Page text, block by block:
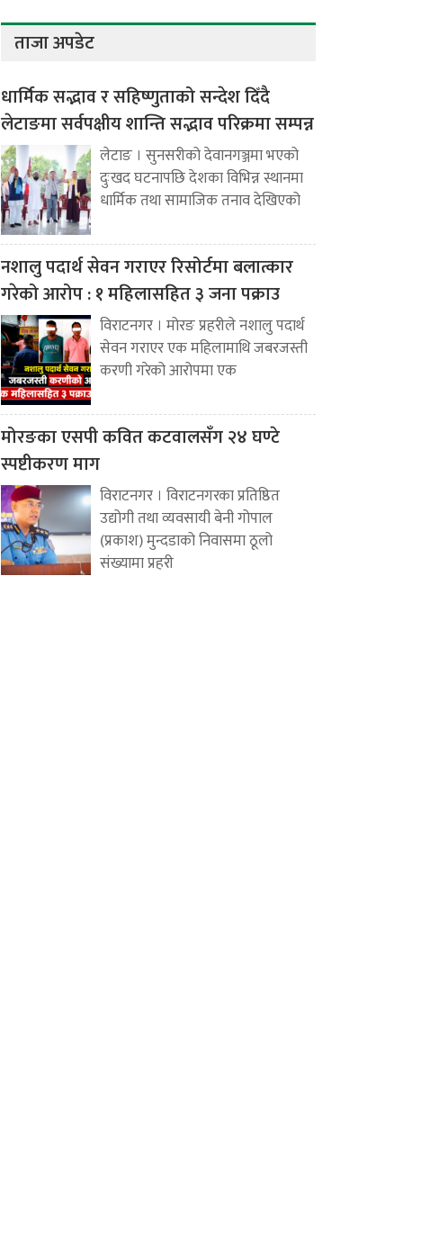
ताजा अपडेट
धार्मिक सद्भाव र सहिष्णुताको सन्देश दिँदै
लेटाङमा सर्वपक्षीय शान्ति सद्भाव परिक्रमा सम्पन्न
लेटाङ । सुनसरीको देवानगञ्जमा भएको
दुःखद घटनापछि देशका विभिन्न स्थानमा
धार्मिक तथा सामाजिक तनाव देखिएको
नशालु पदार्थ सेवन गराएर रिसोर्टमा बलात्कार
गरेको आरोप : १ महिलासहित ३ जना पक्राउ
विराटनगर । मोरङ प्रहरीले नशालु पदार्थ
सेवन गराएर एक महिलामाथि जबरजस्ती
करणी गरेको आरोपमा एक
मोरङका एसपी कवित कटवालसँग २४ घण्टे
स्पष्टीकरण माग
विराटनगर । विराटनगरका प्रतिष्ठित
उद्योगी तथा व्यवसायी बेनी गोपाल
(प्रकाश) मुन्दडाको निवासमा ठूलो
संख्यामा प्रहरी